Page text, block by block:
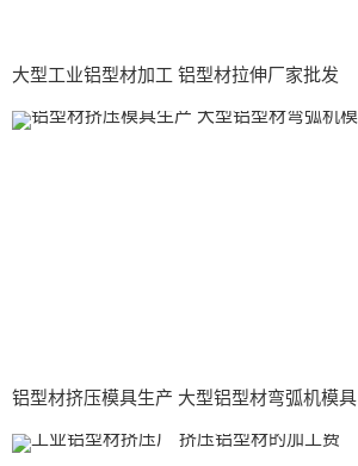
大型工业铝型材加工 铝型材拉伸厂家批发
铝型材挤压模具生产 大型铝型材弯弧机模具